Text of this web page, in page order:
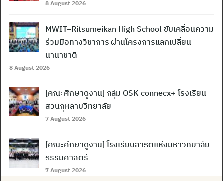
8 August 2026
MWIT–Ritsumeikan High School ขับเคลื่อนความ
ร่วมมือทางวิชาการ ผ่านโครงการแลกเปลี่ยน
นานาชาติ
8 August 2026
[คณะศึกษาดูงาน] กลุ่ม OSK connecx+ โรงเรียน
สวนกุหลาบวิทยาลัย
7 August 2026
[คณะศึกษาดูงาน] โรงเรียนสาธิตแห่งมหาวิทยาลัย
ธรรมศาสตร์
7 August 2026